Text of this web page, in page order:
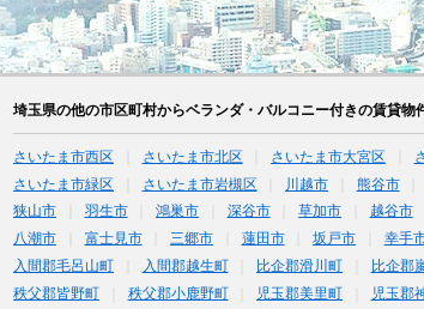
埼玉県の他の市区町村からベランダ・バルコニー付きの賃貸物
さいたま市西区 さいたま市北区 さいたま市大宮区
さいたま市緑区
さいたま市岩槻区 川越市 熊谷市
狭山市
羽生市 鴻巣市 深谷市 草加市 越谷市
八潮市
富士見市 三郷市 蓮田市 坂戸市 幸手
入間郡毛呂山町
入間郡越生町 比企郡滑川町 比企郡
秩父郡皆野町
秩父郡小鹿野町 児玉郡美里町 児玉郡